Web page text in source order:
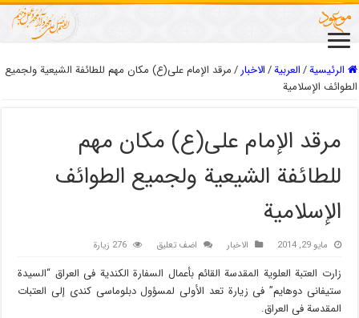
الرئيسية/العربیة/الاخبار/مرقد الإمام علی(ع) مکان مهم للطائفة الشیعیة ولجمیع
الطوائف الإسلامیة
مرقد الإمام علی(ع) مکان مهم
للطائفة الشیعیة ولجمیع الطوائف
الإسلامیة
مايو 29, 2014 الاخبار اضف تعليق 276 زيارة
زارت العتبة العلویة المقدسة القائم بأعمال السفارة الکندیة فی العراق “السیدة
ستیفانی دوهایم” فی زیارة تعد الأولى لمسؤول دبلوماسی کندی إلى العتبات
المقدسة فی العراق.